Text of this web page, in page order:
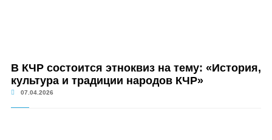
В КЧР состоится этноквиз на тему: «История,
культура и традиции народов КЧР»
07.04.2026